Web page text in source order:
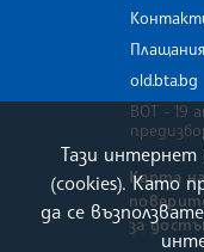
old.bta.bg
ВОТ - 19
Карта
за
Тази интернет
(cookies). Като
да се